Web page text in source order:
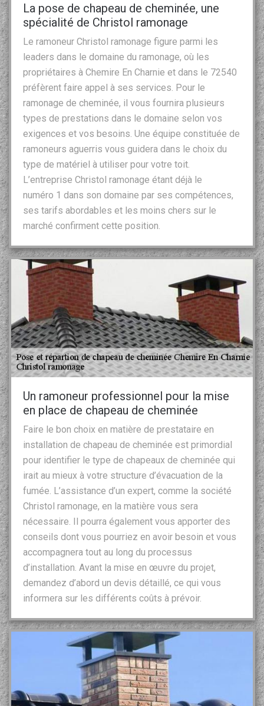
La pose de chapeau de cheminée, une
spécialité de Christol ramonage
Le ramoneur Christol ramonage figure parmi les
leaders dans le domaine du ramonage, où les
propriétaires à Chemire En Charnie et dans le 72540
préfèrent faire appel à ses services. Pour le
ramonage de cheminée, il vous fournira plusieurs
types de prestations dans le domaine selon vos
exigences et vos besoins. Une équipe constituée de
ramoneurs aguerris vous guidera dans le choix du
type de matériel à utiliser pour votre toit.
L’entreprise Christol ramonage étant déjà le
numéro 1 dans son domaine par ses compétences,
ses tarifs abordables et les moins chers sur le
marché confirment cette position.
Un ramoneur professionnel pour la mise
en place de chapeau de cheminée
Faire le bon choix en matière de prestataire en
installation de chapeau de cheminée est primordial
pour identifier le type de chapeaux de cheminée qui
irait au mieux à votre structure d’évacuation de la
fumée. L’assistance d’un expert, comme la société
Christol ramonage, en la matière vous sera
nécessaire. Il pourra également vous apporter des
conseils dont vous pourriez en avoir besoin et vous
accompagnera tout au long du processus
d’installation. Avant la mise en œuvre du projet,
demandez d’abord un devis détaillé, ce qui vous
informera sur les différents coûts à prévoir.